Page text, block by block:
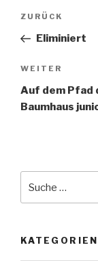
Vorheriger
Beitrag
ZURÜCK
Eliminiert
Nächster
Beitrag
WEITER
Auf dem Pfad
Baumhaus
nach:
KATEGORIEN